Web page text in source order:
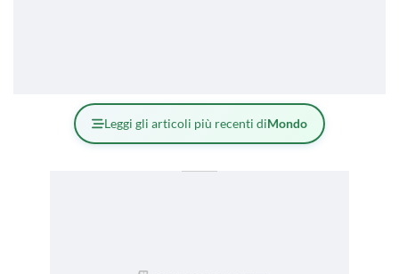
Leggi gli articoli più recenti diMondo